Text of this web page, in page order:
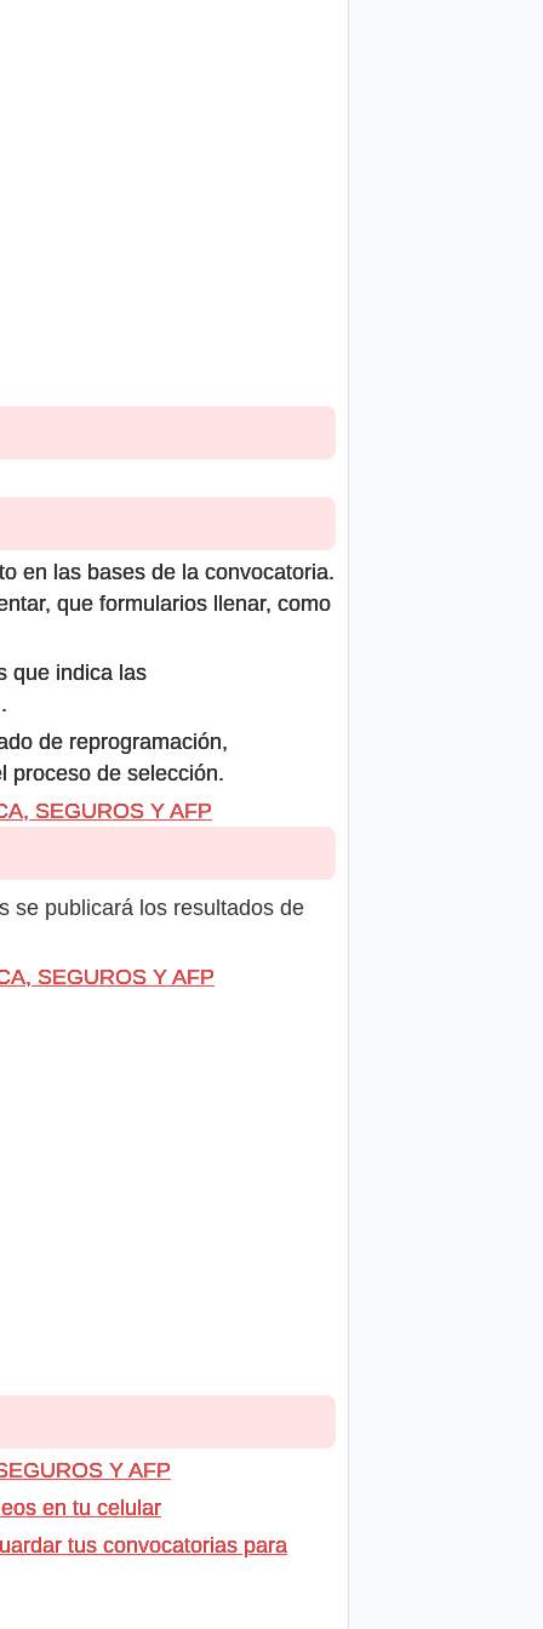
en las bases de la convocatoria.
que formularios llenar, como
que indica las
de reprogramación,
proceso de selección.
SEGUROS Y AFP
se publicará los resultados de
SEGUROS Y AFP
Y AFP
en tu celular
tus convocatorias para